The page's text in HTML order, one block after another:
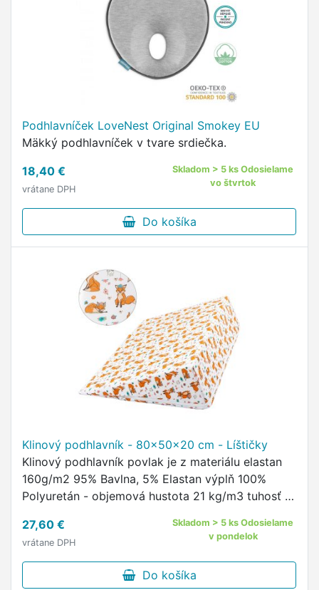
Podhlavníček LoveNest Original Smokey EU
Mäkký podhlavníček v tvare srdiečka.
18,40 €
vrátane DPH
Skladom > 5 ks Odosielame
vo štvrtok
Do košíka
Klinový podhlavník - 80x50x20 cm - Líštičky
Klinový podhlavník povlak je z materiálu elastan
160g/m2 95% Bavlna, 5% Elastan výplň 100%
Polyuretán - objemová hustota 21 kg/m3 tuhosť -
povlaku prania …
27,60 €
vrátane DPH
Skladom > 5 ks Odosielame
v pondelok
Do košíka